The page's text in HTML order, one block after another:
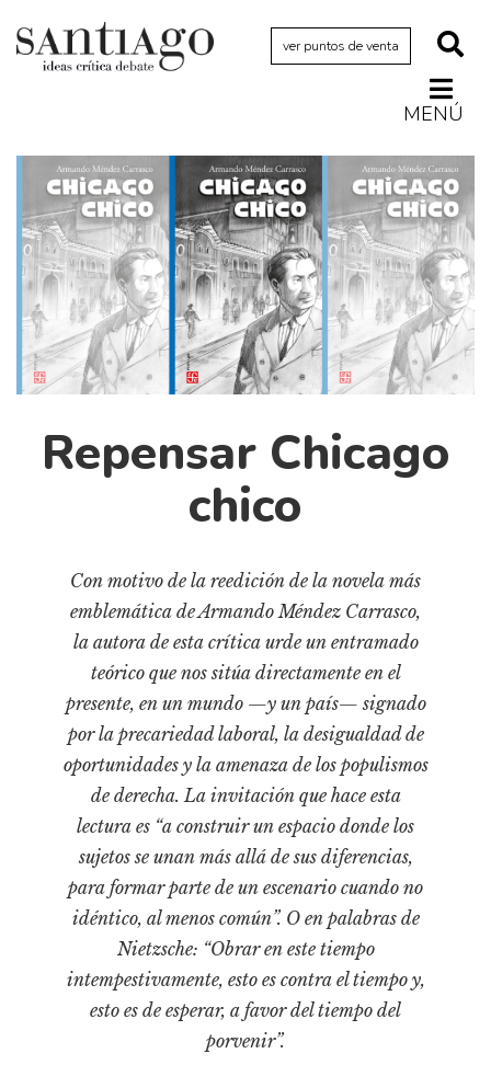
ver puntos de venta
MENÚ
Actualidad
Archivo Cenfoto-UDP
Arquetipos de situación
Artes visuales
Ciencia
Cine y televisión
Ciudad
Críticas
Diccionario portátil de la literatura chilena
Gran reserva
Historia material de los libros
Lagunas mentales
Libros usados
Literatura
Medioambiente
Narrativas visuales
Pensamiento ilustrado
Repensar Chicago
chico
Con motivo de la reedición de la novela más
emblemática de Armando Méndez Carrasco,
la autora de esta crítica urde un entramado
teórico que nos sitúa directamente en el
presente, en un mundo —y un país— signado
por la precariedad laboral, la desigualdad de
oportunidades y la amenaza de los populismos
de derecha. La invitación que hace esta
lectura es “a construir un espacio donde los
sujetos se unan más allá de sus diferencias,
para formar parte de un escenario cuando no
idéntico, al menos común”. O en palabras de
Nietzsche: “Obrar en este tiempo
intempestivamente, esto es contra el tiempo y,
esto es de esperar, a favor del tiempo del
porvenir”.